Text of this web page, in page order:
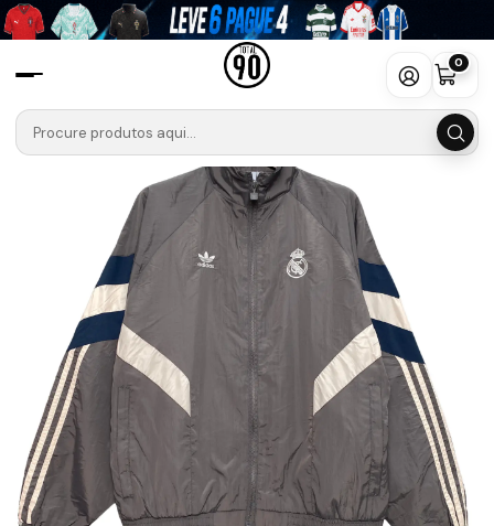
0
Início Camisolas La Liga
Real Madrid
Corta-Vento Real Madrid Cizento 2025